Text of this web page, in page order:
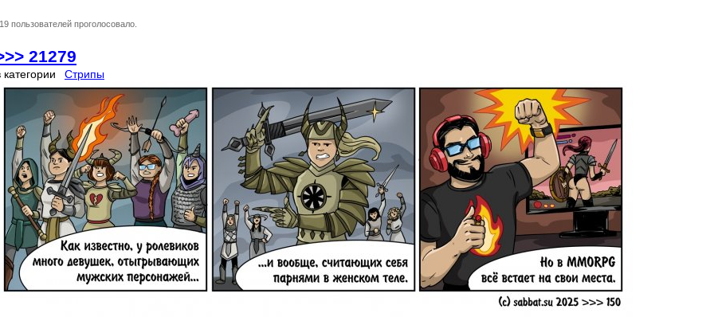
пользователей проголосовало.
21279
категории Стрипы